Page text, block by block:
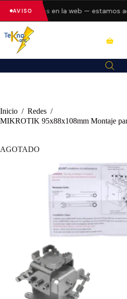
AVISOerrores en la web — estamos
Inicio / Redes /
MIKROTIK 95x88x108mm Montaje
AGOTADO